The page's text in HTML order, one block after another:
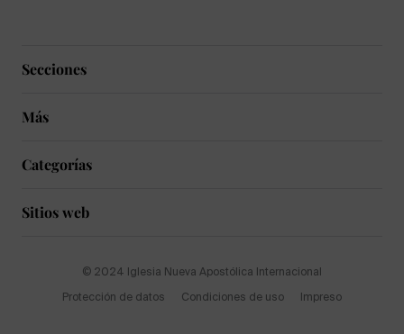
Secciones
Más
Categorías
Sitios web
© 2024 Iglesia Nueva Apostólica Internacional
Protección de datos Condiciones de uso Impreso